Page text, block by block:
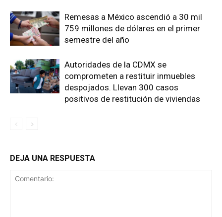
Remesas a México ascendió a 30 mil
759 millones de dólares en el primer
semestre del año
Autoridades de la CDMX se
comprometen a restituir inmuebles
despojados. Llevan 300 casos
positivos de restitución de viviendas
DEJA UNA RESPUESTA